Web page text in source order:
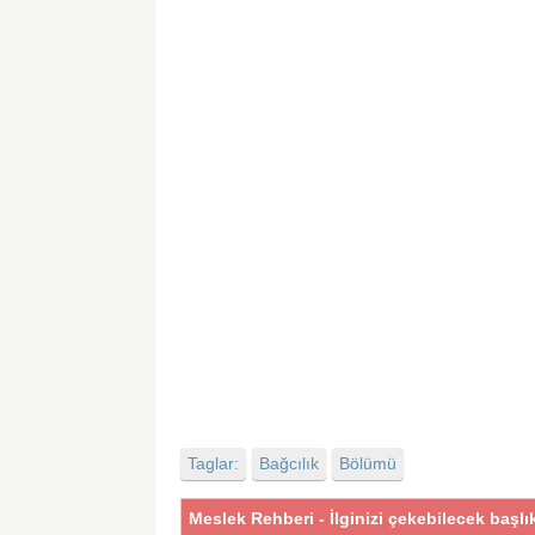
Taglar: Bağcılık Bölümü
Meslek Rehberi - İlginizi çekebilecek